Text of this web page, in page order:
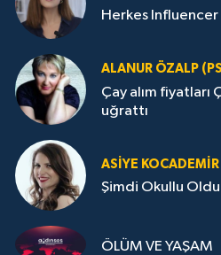
Herkes
ALANUR ÖZALP
Çay alım fiyatları
uğrattı
ASIYE KOCADEMİR
Şimdi Okullu
ÖLÜM VE YAŞAM